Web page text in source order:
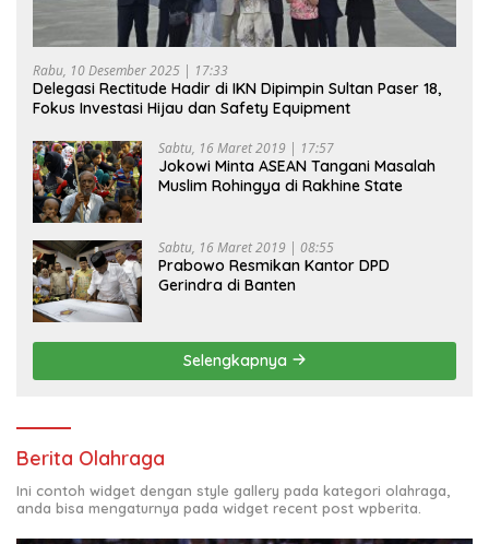
Rabu, 10 Desember 2025 | 17:33
Delegasi Rectitude Hadir di IKN Dipimpin Sultan Paser 18,
Fokus Investasi Hijau dan Safety Equipment
Sabtu, 16 Maret 2019 | 17:57
Jokowi Minta ASEAN Tangani Masalah
Muslim Rohingya di Rakhine State
Sabtu, 16 Maret 2019 | 08:55
Prabowo Resmikan Kantor DPD
Gerindra di Banten
Selengkapnya
Berita Olahraga
Ini contoh widget dengan style gallery pada kategori olahraga,
anda bisa mengaturnya pada widget recent post wpberita.